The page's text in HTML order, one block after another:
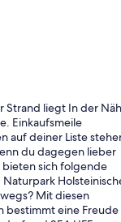
Strand liegt In der
Einkaufsmeile
auf deiner Liste
du dagegen lieber
sich folgende
Mit diesen
bestimmt eine Freude